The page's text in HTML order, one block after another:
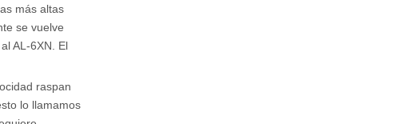
más altas
se vuelve
AL-6XN. El
raspan
lo llamamos